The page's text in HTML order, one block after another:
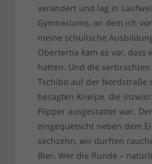
verändert und lag in
Gymnasiums, an dem ich
meine schulische
Obertertia kam es vor, dass
hatten. Und die
Tschibo auf der Nordstraße
besagten Kneipe, die
Flipper ausgestattet war.
eingequetscht neben dem
sechzehn, wir durften
Bier. Wer die Runde –